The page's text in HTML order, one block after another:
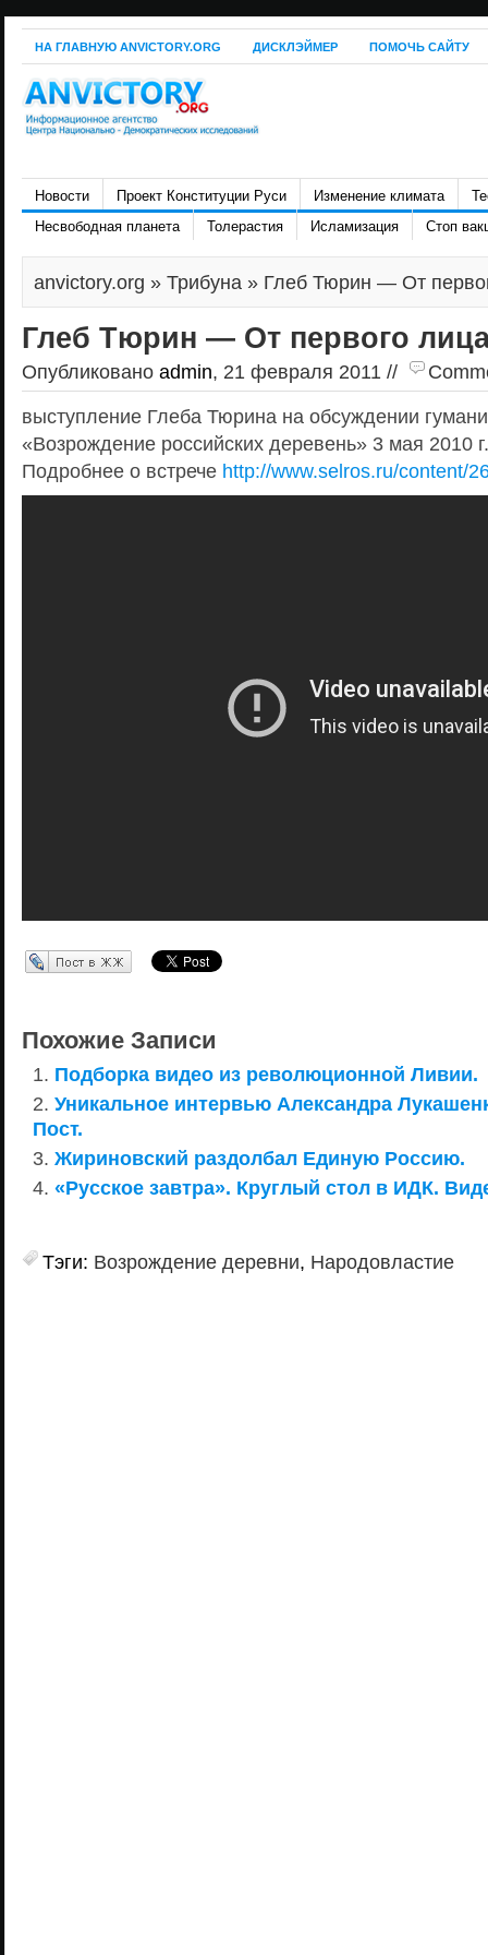
НА ГЛАВНУЮ ANVICTORY.ORG ДИСКЛЭЙМЕР ПОМОЧЬ САЙТУ
Новости Проект Конституции Руси Изменение климата
Несвободная планета
Толерастия Исламизация Стоп
anvictory.org » Трибуна » Глеб Тюрин — От
Глеб Тюрин — От первого
Опубликовано admin, 21 февраля 2011 //
выступление Глеба Тюрина на обсуждении
«Возрождение российских деревень» 3 мая 2010
Подробнее о встрече http://www.selros.ru/content/
Перепост в ЖЖ
Похожие Записи
Подборка видео из революционной Ливии.
Уникальное интервью Александра
Пост.
Жириновский раздолбал Единую Россию.
«Русское завтра». Круглый стол в ИДК.
Тэги: Возрождение деревни, Народовластие